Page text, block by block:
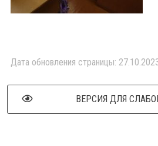
Дата обновления страницы:
ВЕРСИЯ ДЛЯ